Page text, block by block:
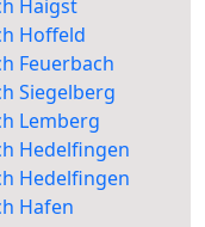
Haigst
Hoffeld
Feuerbach
Siegelberg
Lemberg
Hedelfingen
Hedelfingen
Hafen